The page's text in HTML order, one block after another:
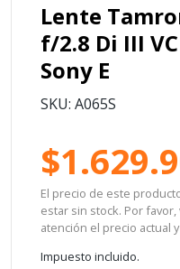
Lente
f/2.8 Di III
Sony E
SKU: A065S
El precio de este
estar sin stock. Por
atención el precio actual
Impuesto incluido.